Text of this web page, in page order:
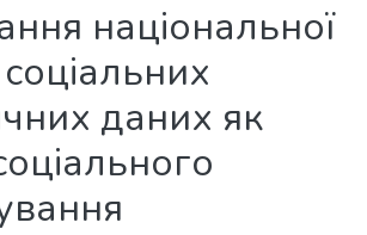
національної
даних як